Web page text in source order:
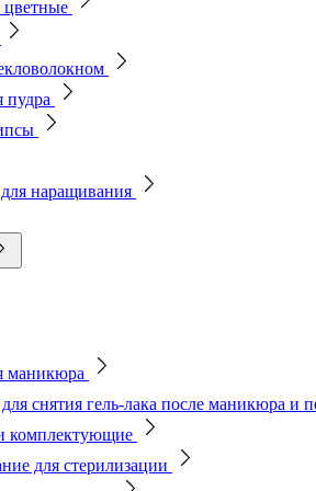
цветные
пудра
наращивания
маникюра
снятия гель-лака после маникюра и
комплектующие
для стерилизации